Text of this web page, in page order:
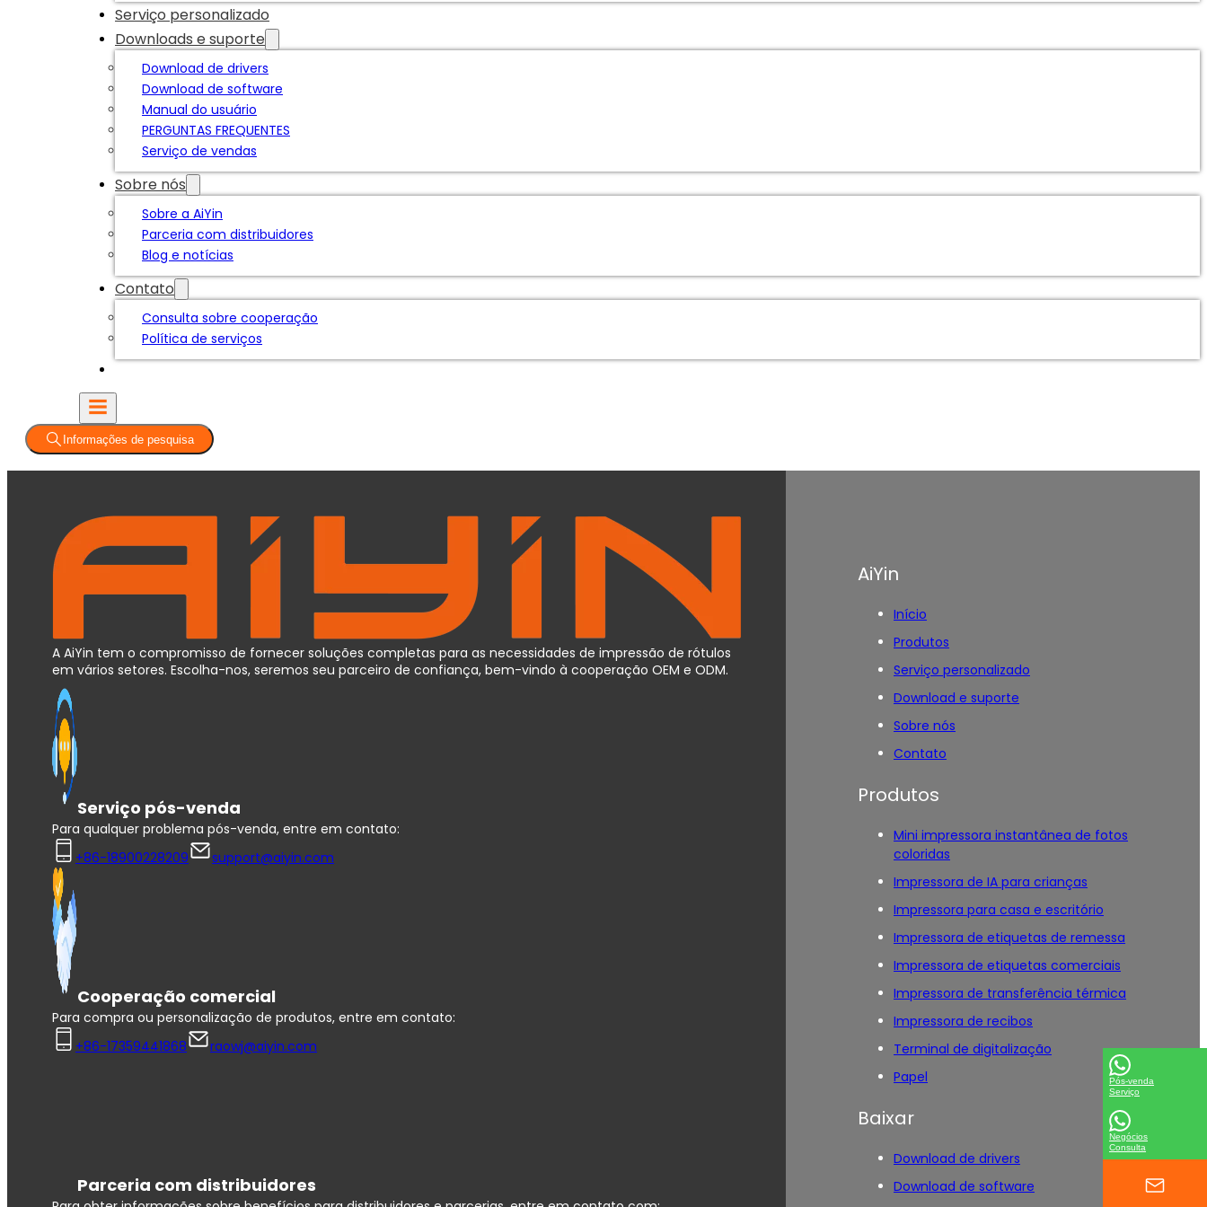
Serviço personalizado
Downloads e suporte
Download de drivers
Download de software
Manual do usuário
PERGUNTAS FREQUENTES
Serviço de vendas
Sobre nós
Sobre a AiYin
Parceria com distribuidores
Blog e notícias
Contato
Consulta sobre cooperação
Política de serviços
Informações de pesquisa
A AiYin tem o compromisso de fornecer soluções completas para as necessidades de impressão de rótulos
em vários setores. Escolha-nos, seremos seu parceiro de confiança, bem-vindo à cooperação OEM e ODM.
Serviço pós-venda
Para qualquer problema pós-venda, entre em contato:
+86-18900228209
support@aiyin.com
Cooperação comercial
Para compra ou personalização de produtos, entre em contato:
+86-17359441868
raowj@aiyin.com
Parceria com distribuidores
AiYin
Início
Produtos
Serviço personalizado
Download e suporte
Sobre nós
Contato
Produtos
Mini impressora instantânea de fotos
coloridas
Impressora de IA para crianças
Impressora para casa e escritório
Impressora de etiquetas de remessa
Impressora de etiquetas comerciais
Impressora de transferência térmica
Impressora de recibos
Terminal de digitalização
Papel
Baixar
Download de drivers
Download de software
Pós-venda
Serviço
Negócios
Consulta